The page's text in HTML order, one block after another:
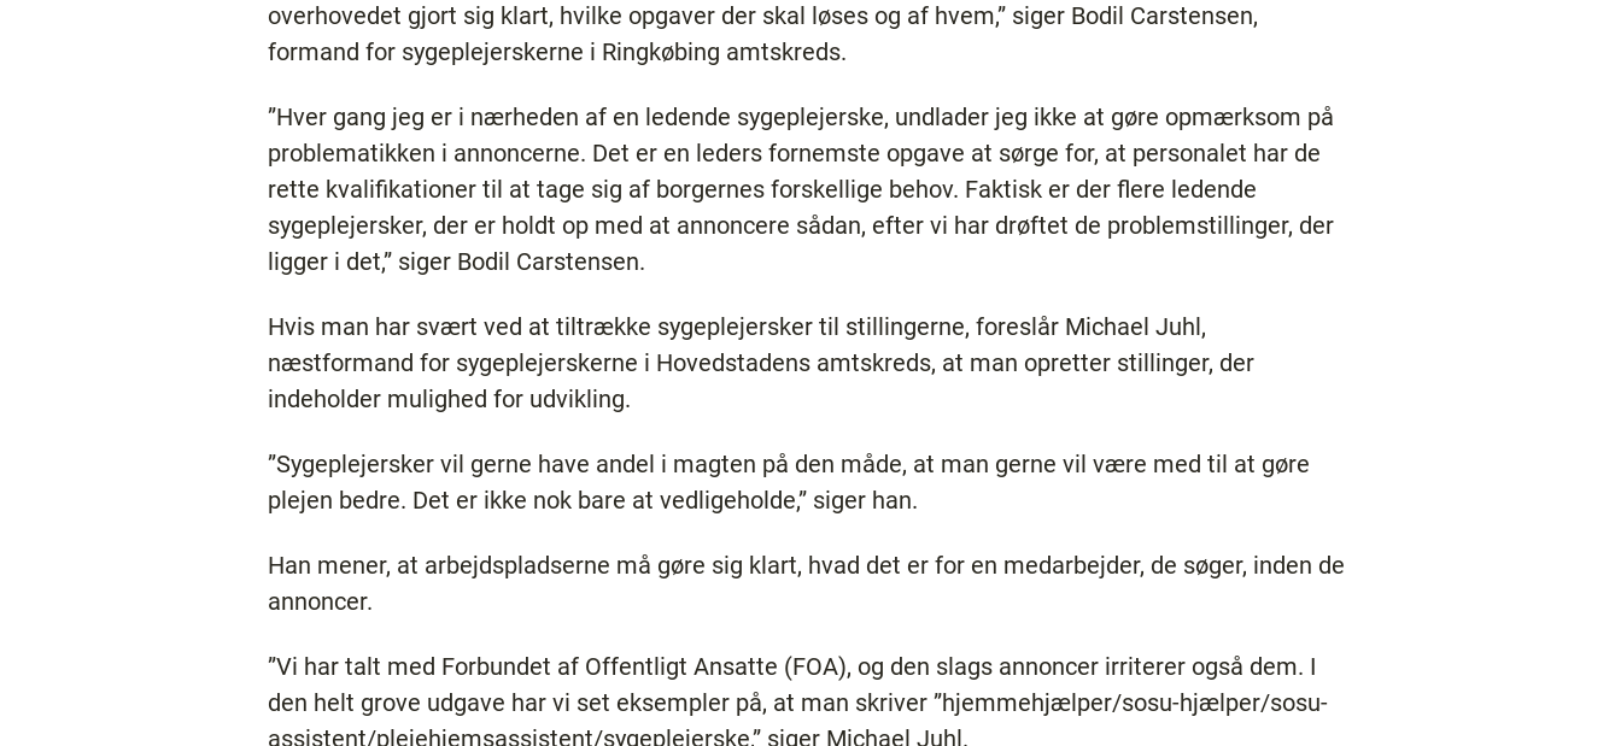
overhovedet gjort sig klart, hvilke opgaver der skal løses og af hvem,” siger Bodil Carstensen,
formand for sygeplejerskerne i Ringkøbing amtskreds.
”Hver gang jeg er i nærheden af en ledende sygeplejerske, undlader jeg ikke at gøre opmærksom på
problematikken i annoncerne. Det er en leders fornemste opgave at sørge for, at personalet har de
rette kvalifikationer til at tage sig af borgernes forskellige behov. Faktisk er der flere ledende
sygeplejersker, der er holdt op med at annoncere sådan, efter vi har drøftet de problemstillinger, der
ligger i det,” siger Bodil Carstensen.
Hvis man har svært ved at tiltrække sygeplejersker til stillingerne, foreslår Michael Juhl,
næstformand for sygeplejerskerne i Hovedstadens amtskreds, at man opretter stillinger, der
indeholder mulighed for udvikling.
”Sygeplejersker vil gerne have andel i magten på den måde, at man gerne vil være med til at gøre
plejen bedre. Det er ikke nok bare at vedligeholde,” siger han.
Han mener, at arbejdspladserne må gøre sig klart, hvad det er for en medarbejder, de søger, inden de
annoncer.
”Vi har talt med Forbundet af Offentligt Ansatte (FOA), og den slags annoncer irriterer også dem. I
den helt grove udgave har vi set eksempler på, at man skriver ”hjemmehjælper/sosu-hjælper/sosu-
assistent/plejehjemsassistent/sygeplejerske,” siger Michael Juhl.